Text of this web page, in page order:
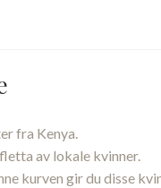
fra Kenya.
av lokale kvinner.
kurven gir du disse